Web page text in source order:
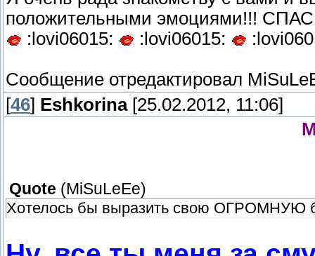
положительными эмоциями!!!
:lovi06015:
:lovi06015:
Сообщение отредактировал
[46] Eshkorina[25.02.2012, 11:06]
Quote (MiSuLeEe)
Хотелось бы выразить свою ОГРОМНУЮ